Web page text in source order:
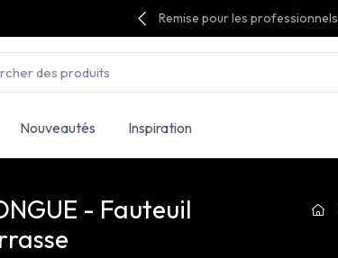
Remise pour les professionnels
Nouveautés Inspiration
- Fauteuil